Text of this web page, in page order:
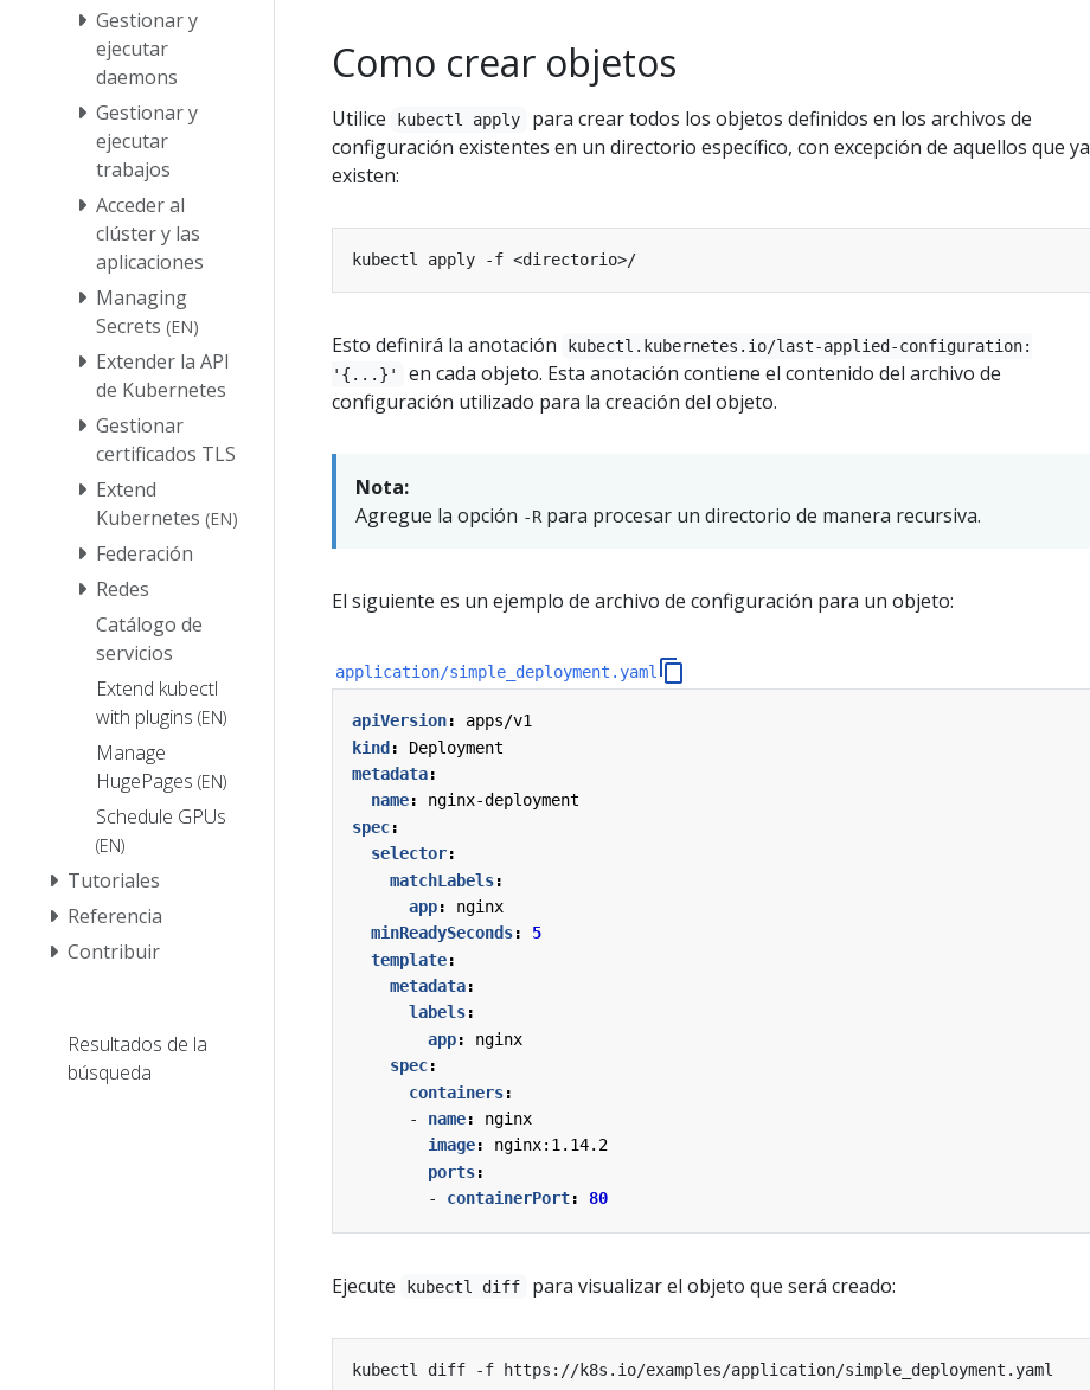
Gestionar y
ejecutar
daemons
Gestionar y
ejecutar
trabajos
Acceder al
clúster y las
aplicaciones
Managing
Secrets (EN)
Extender la API
de Kubernetes
Gestionar
certificados TLS
Extend
Kubernetes (EN)
Federación
Redes
Catálogo de
servicios
Extend kubectl
with plugins (EN)
Manage
HugePages (EN)
Schedule GPUs
(EN)
Tutoriales
Referencia
Contribuir
Resultados de la
búsqueda
Como crear objetos
Utilice kubectl apply
para crear todos los objetos definidos en los archivos de
configuración existentes en un directorio específico, con excepción de aquellos que ya
existen:
Esto definirá la anotación
kubectl.kubernetes.io/last-applied-configuration:
'{...}'
en cada objeto. Esta anotación contiene el contenido del archivo de
configuración utilizado para la creación del objeto.
Nota:
Agregue la opción -Rpara procesar un directorio de manera recursiva.
El siguiente es un ejemplo de archivo de configuración para un objeto:
application/simple_deployment.yaml
apiVersion:
apps/v1
kind:
Deployment
metadata:
name:
nginx-deployment
spec:
selector:
matchLabels:
app:
nginx
minReadySeconds:
5
template:
metadata:
labels:
app:
nginx
spec:
containers:
- name:
nginx
image:
nginx:1.14.2
ports:
- containerPort: 80
Ejecute kubectl diff para visualizar el objeto que será creado: